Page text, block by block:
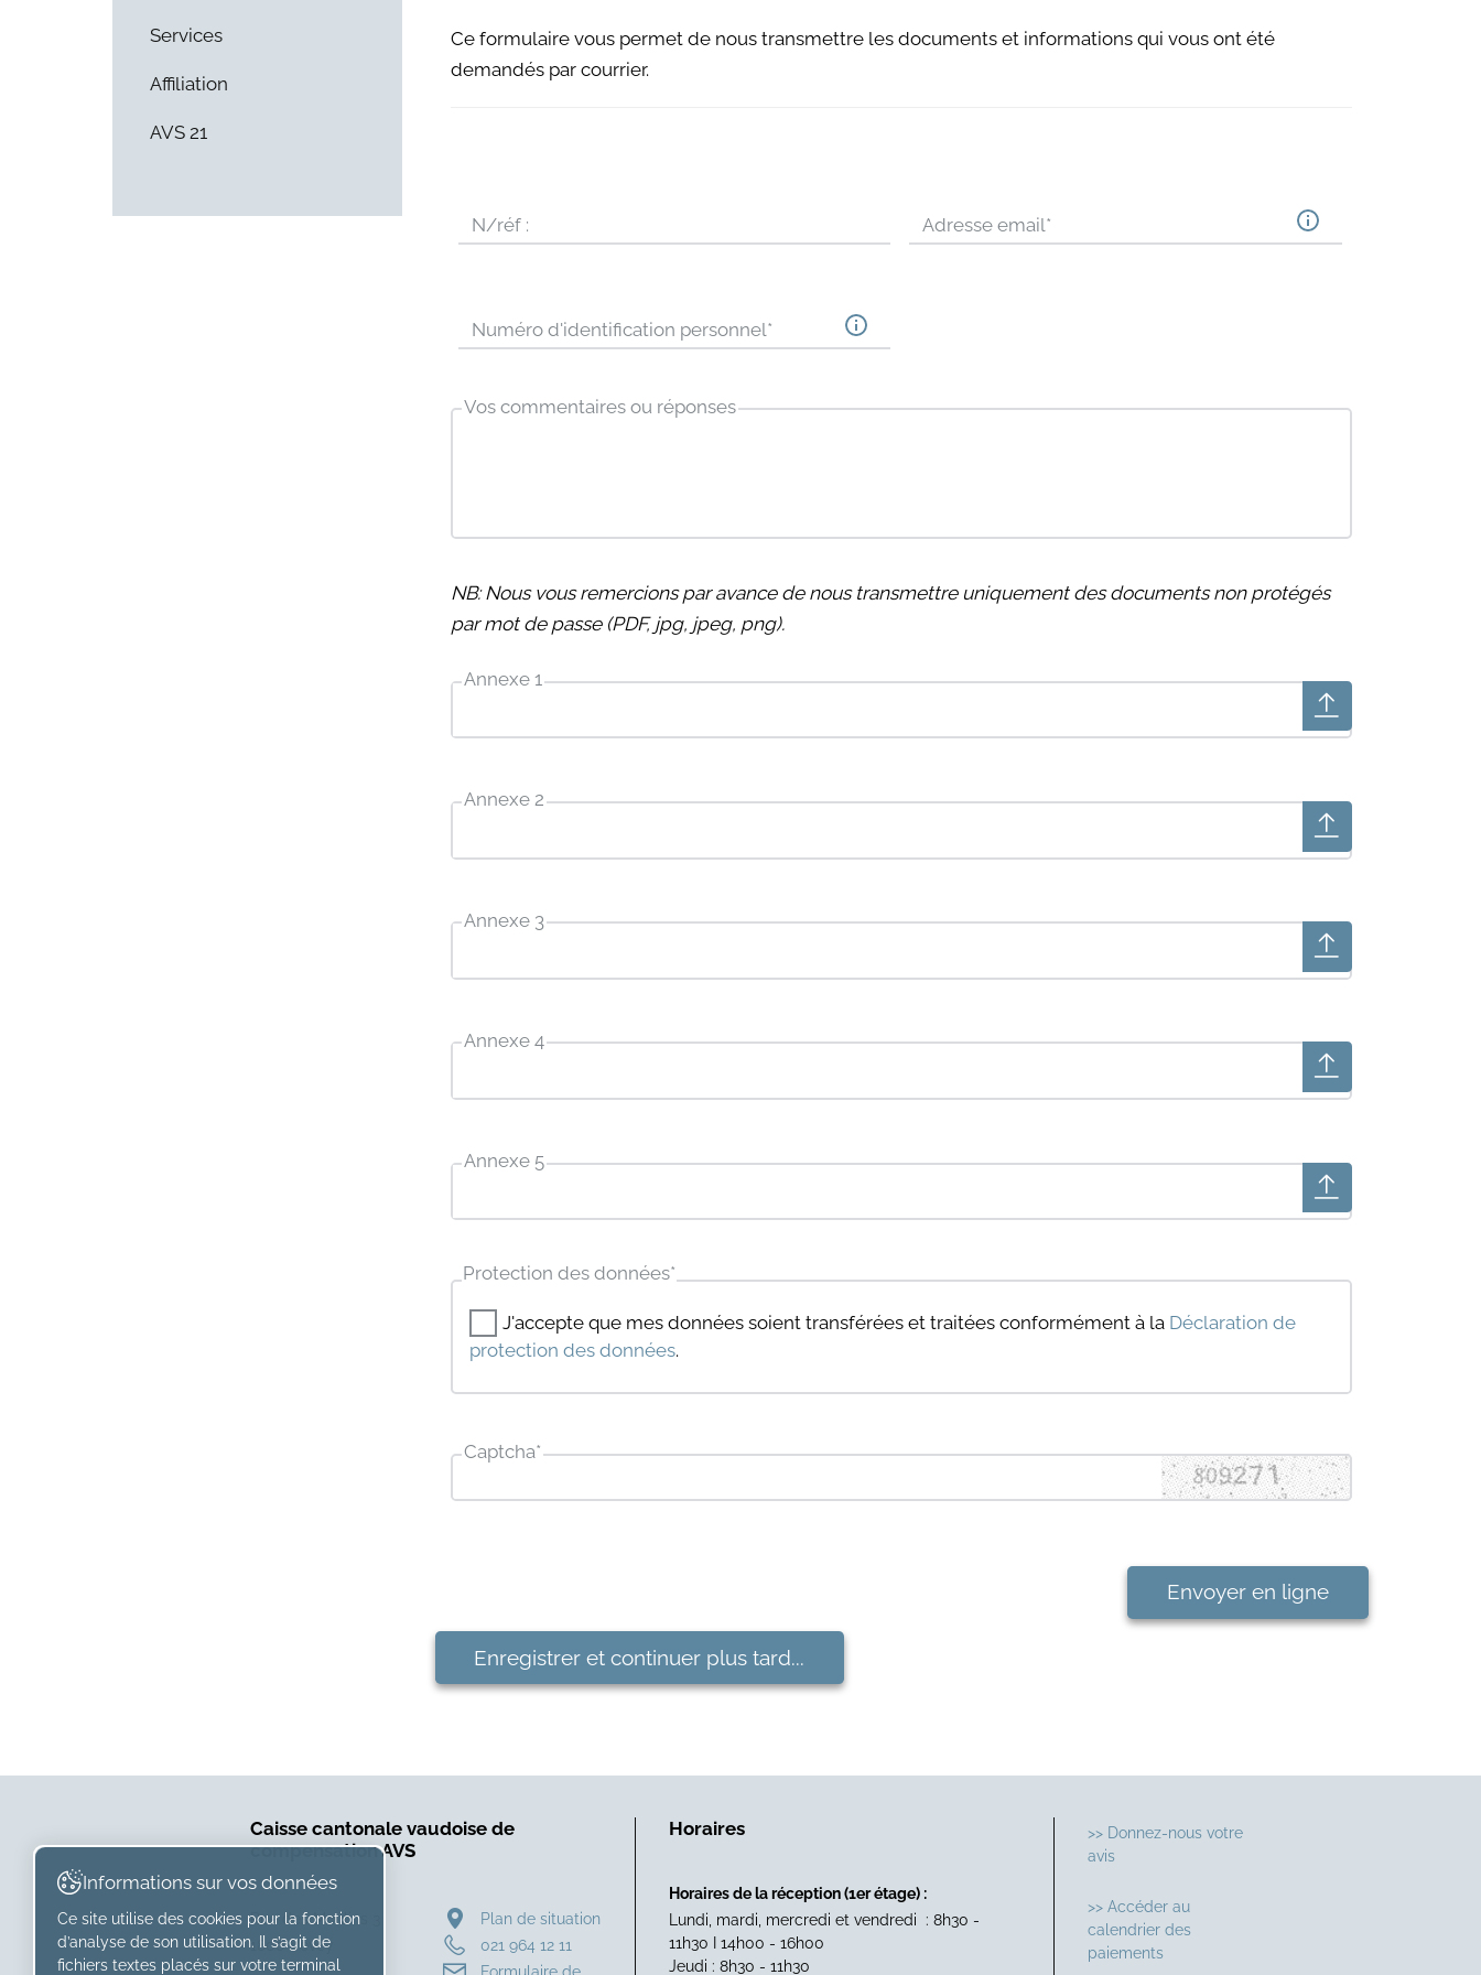
Services
Affiliation
AVS 21
Ce formulaire vous permet de nous transmettre les documents et informations qui vous ont été
demandés par courrier.
N/réf :
Numéro d'identification personnel*
Adresse email*
Vos commentaires ou réponses
NB: Nous vous remercions par avance de nous transmettre uniquement des documents non protégés
par mot de passe (PDF, jpg, jpeg, png).
Annexe 1
Annexe 2
Annexe 3
Annexe 4
Annexe 5
Protection des données*
J'accepte que mes données soient transférées et traitées conformément à la Déclaration de
protection des données.
Captcha*
Enregistrer et continuer plus tard...
Envoyer en ligne
Caisse cantonale vaudoise de
compensation AVS
Rue des Moulins 3
1800 Vevey
Plan de situation
021 964 12 11
Formulaire de
Horaires
Horaires de la réception (1er étage) :
Lundi, mardi, mercredi et vendredi : 8h30 -
11h30 I 14h00 - 16h00
Jeudi : 8h30 - 11h30
>> Donnez-nous votre
avis
>> Accéder au
calendrier des
paiements
Informations sur vos données
Ce site utilise des cookies pour la fonction
d’analyse de son utilisation. Il s’agit de
fichiers textes placés sur votre terminal